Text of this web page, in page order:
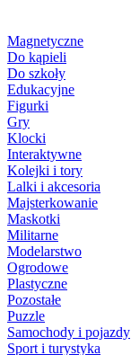
Magnetyczne
Do kąpieli
Do szkoły
Edukacyjne
Figurki
Gry
Klocki
Interaktywne
Kolejki i tory
Lalki i akcesoria
Majsterkowanie
Maskotki
Militarne
Modelarstwo
Ogrodowe
Plastyczne
Pozostałe
Puzzle
Samochody i pojazdy
Sport i turystyka